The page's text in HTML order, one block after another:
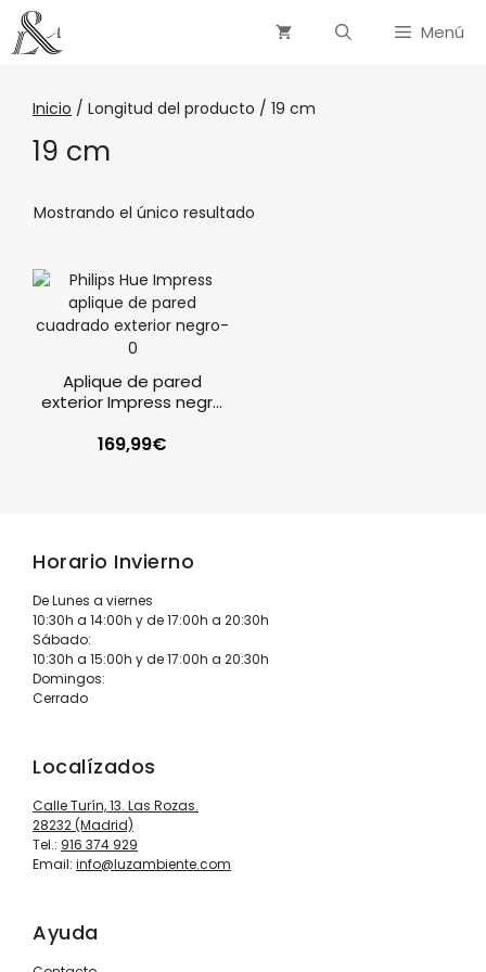
Menú
Inicio / Longitud del producto / 19 cm
19 cm
Mostrando el único resultado
Aplique de pared
exterior Impress negro
169,99€
Horario Invierno
De Lunes a viernes
10:30h a 14:00h y de 17:00h a 20:30h
Sábado:
10:30h a 15:00h y de 17:00h a 20:30h
Domingos:
Cerrado
Localízados
Calle Turín, 13. Las Rozas.
28232 (Madrid)
Tel.: 916 374 929
Email: info@luzambiente.com
Ayuda